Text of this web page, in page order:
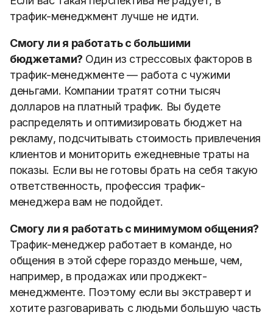
трафик-менеджмент лучше не идти.
Смогу ли я работать с большими
бюджетами? Один из стрессовых факторов в
трафик-менеджменте — работа с чужими
деньгами. Компании тратят сотни тысяч
долларов на платный трафик. Вы будете
распределять и оптимизировать бюджет на
рекламу, подсчитывать стоимость привлечения
клиентов и мониторить ежедневные траты на
показы. Если вы не готовы брать на себя такую
ответственность, профессия трафик-
менеджера вам не подойдет.
Смогу ли я работать с минимумом общения?
Трафик-менеджер работает в команде, но
общения в этой сфере гораздо меньше, чем,
например, в продажах или проджект-
менеджменте. Поэтому если вы экстраверт и
хотите разговаривать с людьми большую часть